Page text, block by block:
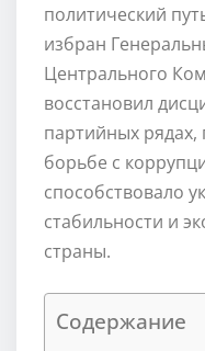
политический
избран
Центрального
восстановил
партийных
борьбе с
способствовало
стабильности и
страны.
Содержание